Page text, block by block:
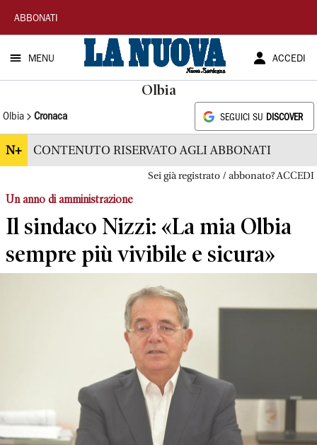
La
Nuova
Sardegna
ABBONATI
MENU ACCEDI
Olbia
Olbia Cronaca SEGUICI SU DISCOVER
N+ CONTENUTO RISERVATO AGLI ABBONATI
Sei già registrato / abbonato? ACCEDI
Un anno di amministrazione
Il sindaco Nizzi: «La mia Olbia
sempre più vivibile e sicura»